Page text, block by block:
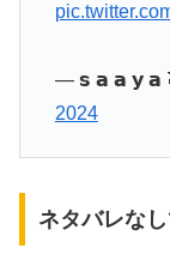
— 𝘀 𝗮 𝗮 𝘆 𝗮
2024
ネタバレな